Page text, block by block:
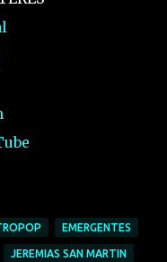
EMERGENTES
JEREMIAS SAN MARTIN